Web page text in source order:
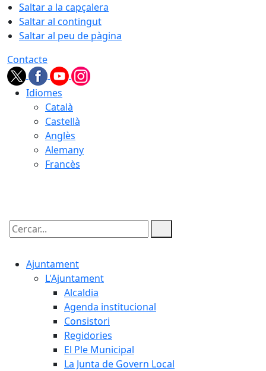
Saltar a la capçalera
Saltar al contingut
Saltar al peu de pàgina
Contacte
Idiomes
Català
Castellà
Anglès
Alemany
Francès
Cercar:
Ajuntament
L'Ajuntament
Alcaldia
Agenda institucional
Consistori
Regidories
El Ple Municipal
La Junta de Govern Local